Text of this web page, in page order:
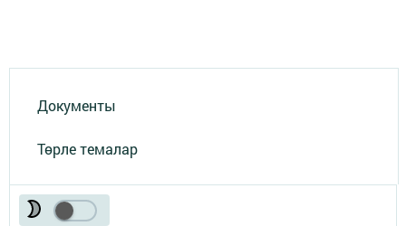
Документы
Төрле темалар